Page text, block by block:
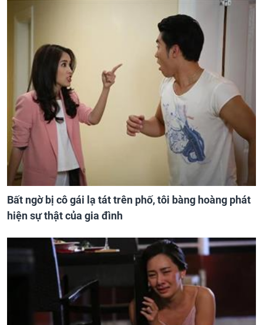
Bất ngờ bị cô gái lạ tát trên phố, tôi bàng hoàng phát
hiện sự thật của gia đình